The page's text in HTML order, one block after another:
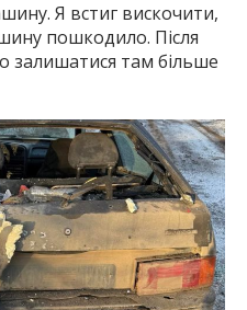
Я встиг вискочити,
пошкодило. Після
залишатися там більше